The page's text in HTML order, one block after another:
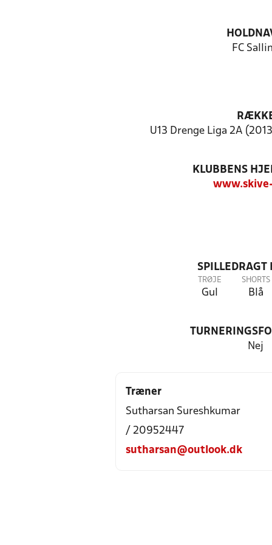
FC
U13 Drenge Liga 2A
KLUBBENS
SPILLEDRAGT
TRØJE
Gul
SHORTS
Blå
Nej
Træner
Sutharsan Sureshkumar
/ 20952447
sutharsan@outlook.dk